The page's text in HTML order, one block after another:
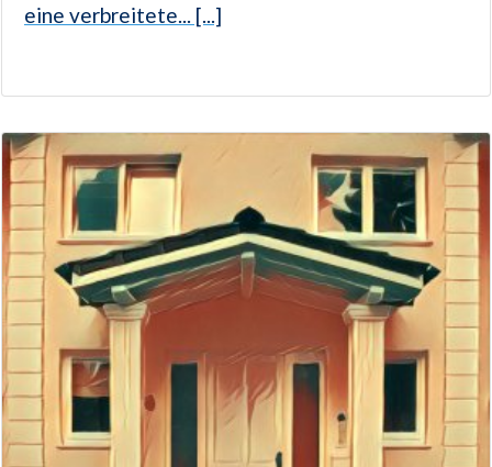
eine verbreitete... [...]